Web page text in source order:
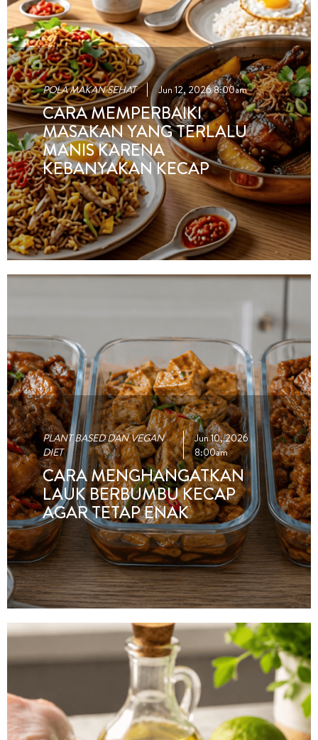
POLA MAKAN SEHAT Jun 12, 2026 8:00am
CARA MEMPERBAIKI
MASAKAN YANG TERLALU
MANIS KARENA
KEBANYAKAN KECAP
PLANT BASED DAN VEGAN
DIET
Jun 10, 2026
8:00am
CARA MENGHANGATKAN
LAUK BERBUMBU KECAP
AGAR TETAP ENAK